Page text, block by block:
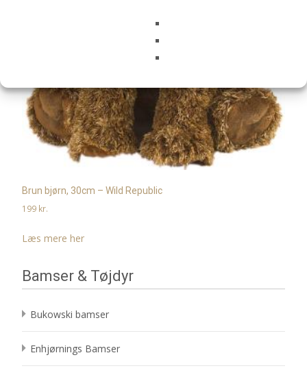
Brun bjørn, 30cm – Wild Republic
199 kr.
Læs mere her
Bamser & Tøjdyr
Bukowski bamser
Enhjørnings Bamser